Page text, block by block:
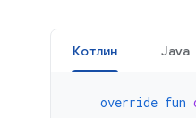
Котлин Java
override fun